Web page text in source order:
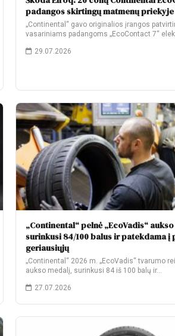
padangos skirtingų matmenų
„Continental“ gavo originalios įrangos
vasariniams padangoms „EcoContact 7“
29.07.2026
„Continental“ pelnė „EcoVadis“
surinkusi 84/100 balus ir patekdama į
geriausiųjų
„Continental“ 2026 m. „EcoVadis“ tvarumo
aukso medalį, surinkusi 84 iš 100 balų ir…
27.07.2026